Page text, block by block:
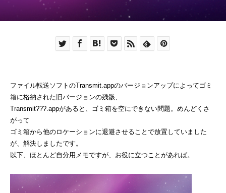
ファイル転送ソフトのTransmit.appのバージョンアップによってゴミ
箱に格納された旧バージョンの残骸、
Transmit???.appがあると、ゴミ箱を空にできない問題。めんどくさ
がって
ゴミ箱から他のロケーションに退避させることで放置していました
が、解決しましたです。
以下、ほとんど自分用メモですが、お役に立つことがあれば。